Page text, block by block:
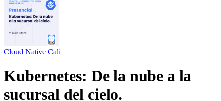
Cloud Native Cali
Kubernetes: De la nube a la
sucursal del cielo.